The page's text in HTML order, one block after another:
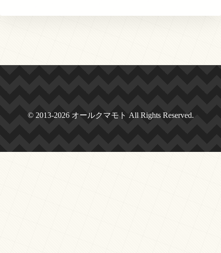
© 2013-2026 オールクマモト All Rights Reserved.